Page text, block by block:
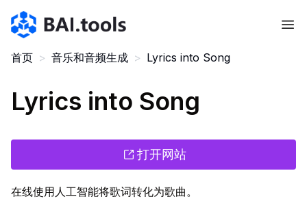
Bai.tools
首页 > 音乐和音频生成 > Lyrics into Song
Lyrics into Song
打开网站
在线使用人工智能将歌词转化为歌曲。